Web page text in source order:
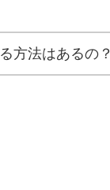
方法はあるの？